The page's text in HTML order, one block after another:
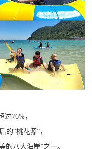
过76%，
的“桃花源”，
的八大海岸”之一。